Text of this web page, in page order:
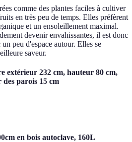
comme des plantes faciles à cultiver
en très peu de temps. Elles préfèrent
et un ensoleillement maximal.
devenir envahissantes, il est donc
peu d'espace autour. Elles se
saveur.
extérieur 232 cm, hauteur 80 cm,
des parois 15 cm
en bois autoclave, 160L